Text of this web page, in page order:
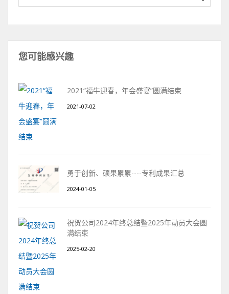
您可能感兴趣
2021“福牛迎春，年会盛宴”圆满结束
2021-07-02
勇于创新、硕果累累----专利成果汇总
2024-01-05
祝贺公司2024年终总结暨2025年动员大会圆
满结束
2025-02-20